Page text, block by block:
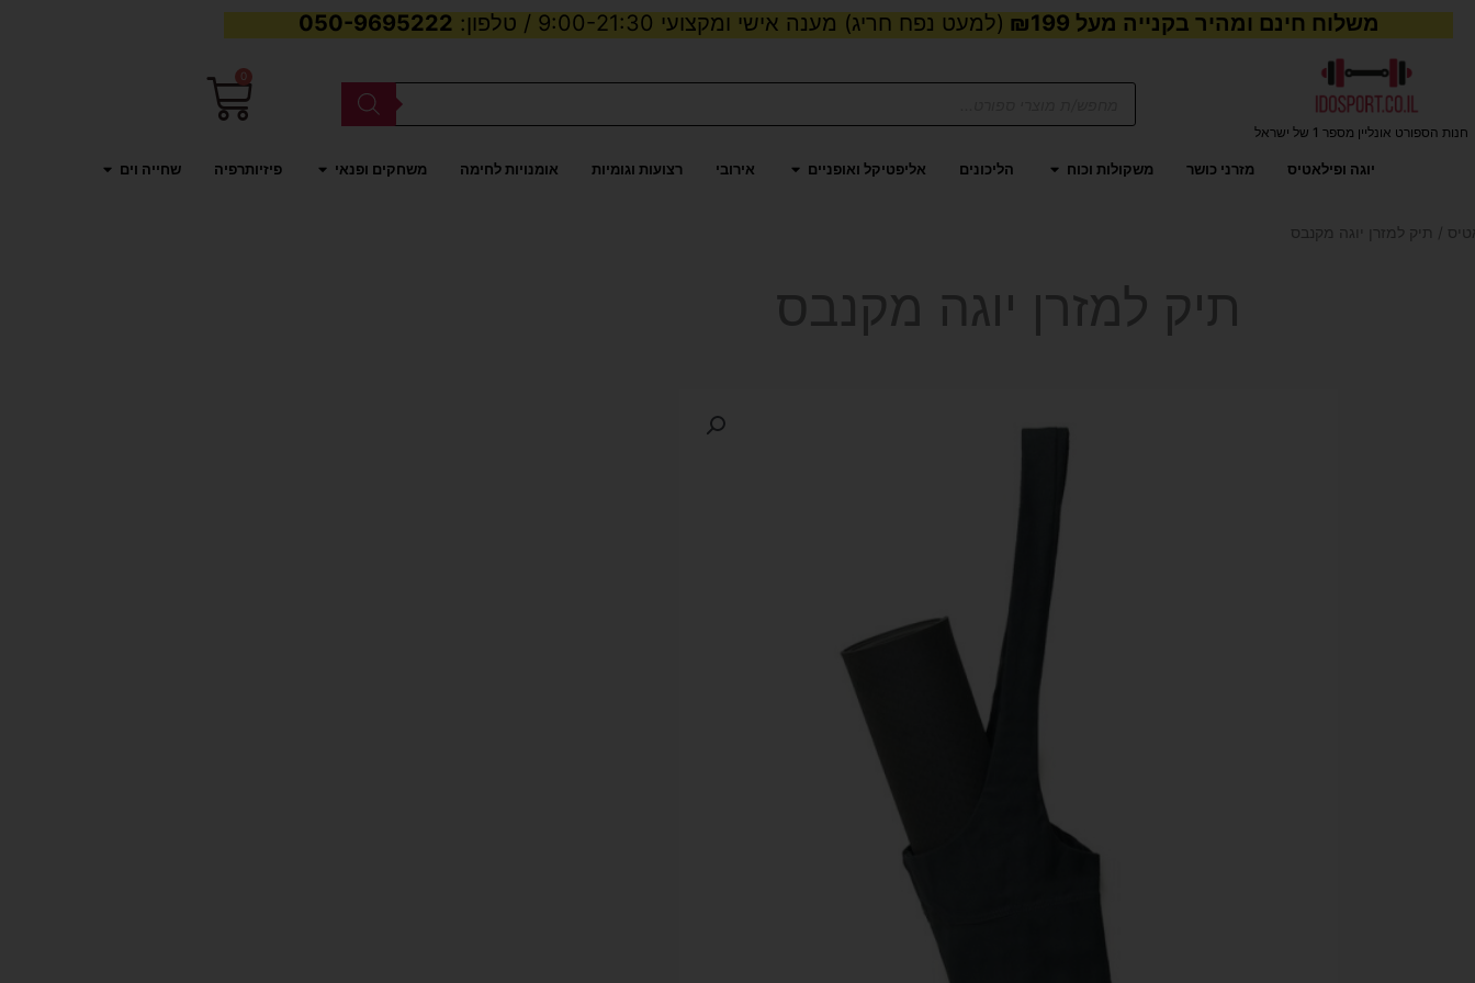
משלוח חינם ומהיר בקנייה מעל ₪199 (למעט נפח חריג) מענה אישי ומקצועי 9:00-21:30 / טלפון: 050-9695222
חנות הספורט אונליין מספר 1 של ישראל
Products
0
עגלת
יוגה ופילאטיס מזרני כושר משקולות וכוח פתח משקולות וכוח
הליכונים אליפטיקל ואופניים פתח אליפטיקל ואופניים
אירובי רצועות וגומיות אומנויות לחימה משחקים ופנאי פתח משחקים ופנאי
פיזיותרפיה שחייה וים פתח שחייה וים
/ תיק למזרן יוגה מקנבס
תיק למזרן יוגה מקנבס